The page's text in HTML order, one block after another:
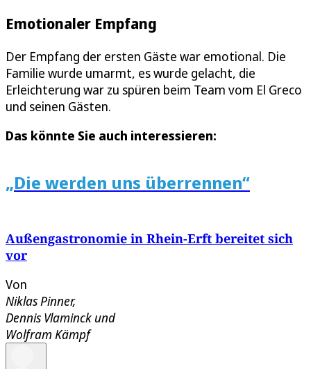
Emotionaler Empfang
Der Empfang der ersten Gäste war emotional. Die
Familie wurde umarmt, es wurde gelacht, die
Erleichterung war zu spüren beim Team vom El Greco
und seinen Gästen.
Das könnte Sie auch interessieren:
„Die werden uns überrennen“
Außengastronomie in Rhein-Erft bereitet sich
vor
Von
Niklas Pinner,
Dennis Vlaminck und
Wolfram Kämpf